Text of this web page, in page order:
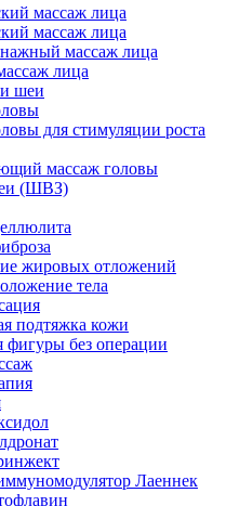
массаж лица
массаж лица
массаж лица
лица
шеи
для стимуляции роста
массаж головы
(ШВЗ)
жировых отложений
тела
подтяжка кожи
фигуры без операции
Лаеннек